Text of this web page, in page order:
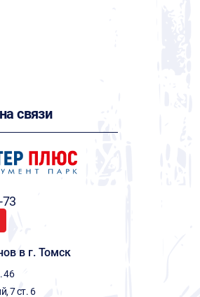
связи
73
в г. Томск
46
7 ст. 6